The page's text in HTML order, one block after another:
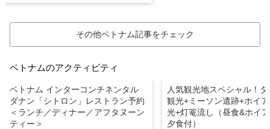
その他ベトナム記事をチェック
ベトナムのアクティビティ
ベトナム インターコンチネンタル
ダナン「シトロン」レストラン予約
＜ランチ／ディナー／アフタヌーン
ティー＞
人気観光地スペシャル！
観光+ミーソン遺跡+ホイ
光+灯篭流し（昼食&ホイ
夕食付）